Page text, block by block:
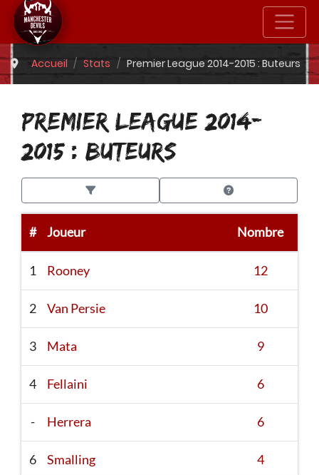
Accueil Stats Premier League 2014-2015 : Buteurs
PREMIER LEAGUE 2014-
2015 : BUTEURS
# Joueur Nombre
1 Rooney 12
2 Van Persie 10
3 Mata 9
4 Fellaini 6
- Herrera 6
6 Smalling 4